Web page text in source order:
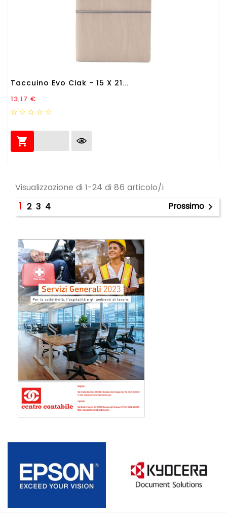
Taccuino Evo Ciak - 15 X 21...
Prezzo
13,17 €

Visualizzazione di 1-24 di 86 articolo/i
1 2 3 4 Prossimo 